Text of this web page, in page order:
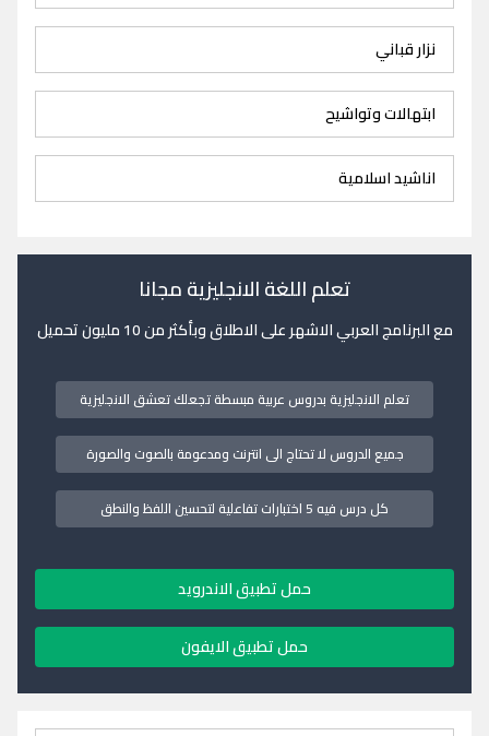
نزار قباني
ابتهالات وتواشيح
اناشيد اسلامية
تعلم اللغة الانجليزية مجانا
مع البرنامج العربي الاشهر على الاطلاق وبأكثر من 10 مليون تحميل
تعلم الانجليزية بدروس عربية مبسطة تجعلك تعشق الانجليزية
جميع الدروس لا تحتاج الى انترنت ومدعومة بالصوت والصورة
كل درس فيه 5 اختبارات تفاعلية لتحسين اللفظ والنطق
حمل تطبيق الاندرويد
حمل تطبيق الايفون